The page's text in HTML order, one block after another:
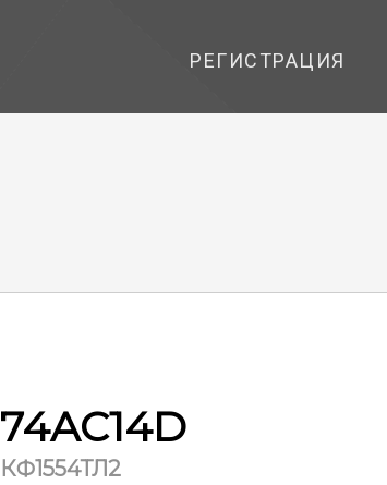
РЕГИСТРАЦИЯ
74AC14D
КФ1554ТЛ2